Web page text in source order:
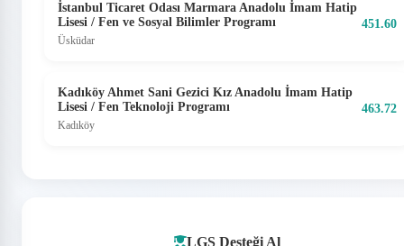
İstanbul Ticaret Odası Marmara Anadolu İmam Hatip
Lisesi / Fen ve Sosyal Bilimler Programı
Üsküdar
451.60
Kadıköy Ahmet Sani Gezici Kız Anadolu İmam Hatip
Lisesi / Fen Teknoloji Programı
Kadıköy
463.72
LGS Desteği Al